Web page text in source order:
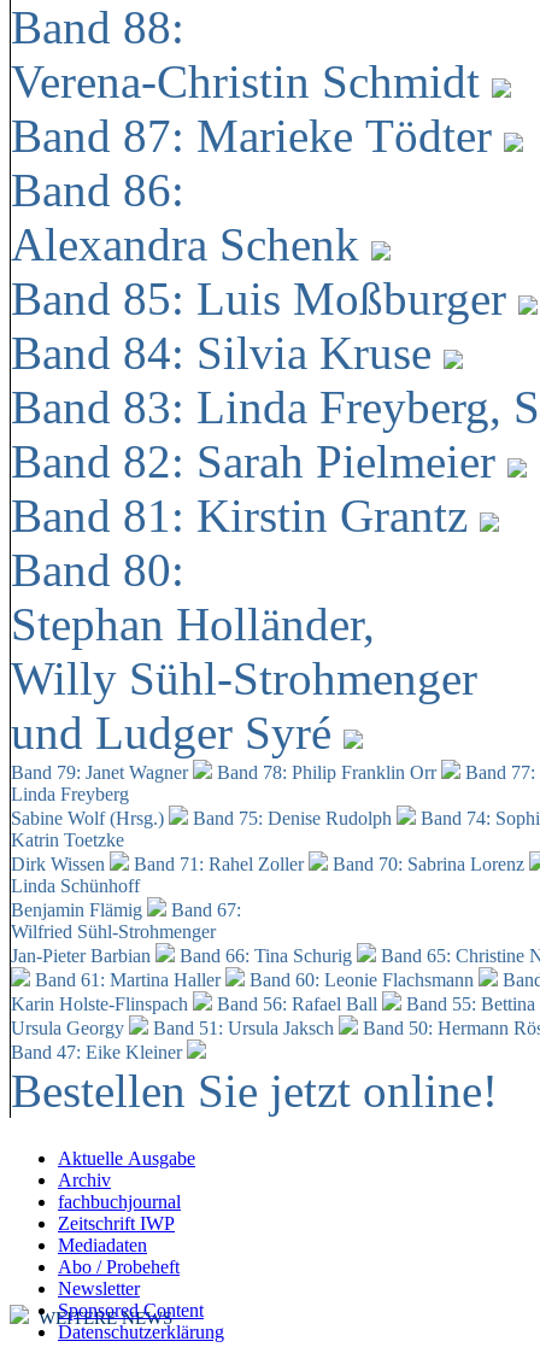
Band 88:
Verena-Christin Schmidt
Band 87: Marieke Tödter
Band 86:
Alexandra Schenk
Band 85: Luis Moßburger
Band 84: Silvia Kruse
Band 83: Linda Freyberg,
Band 82: Sarah Pielmeier
Band 81: Kirstin Grantz
Band 80:
Stephan Holländer,
Willy Sühl-Strohmenger
und Ludger Syré
Band 79: Janet Wagner Band 78: Philip Franklin Orr
Band
Linda Freyberg
Sabine Wolf (Hrsg.)
Band 75: Denise Rudolph
Band 74:
Katrin Toetzke
Dirk Wissen
Band 71: Rahel Zoller
Band 70: Sabrina Lorenz
Linda Schünhoff
Benjamin Flämig
Band 67:
Wilfried Sühl-Strohmenger
Jan-Pieter Barbian
Band 66: Tina Schurig
Band 65: Christine
Band 61: Martina Haller
Band 60: Leonie Flachsmann
Karin Holste-Flinspach
Band 56: Rafael Ball
Band 55:
Ursula Georgy
Band 51: Ursula Jaksch Band 50: Hermann
Band 47: Eike Kleiner
Bestellen Sie jetzt online!
Aktuelle Ausgabe
Archiv
fachbuchjournal
Zeitschrift IWP
Mediadaten
Abo / Probeheft
Newsletter
Sponsored Content
Datenschutzerklärung
WEITERE NEWS